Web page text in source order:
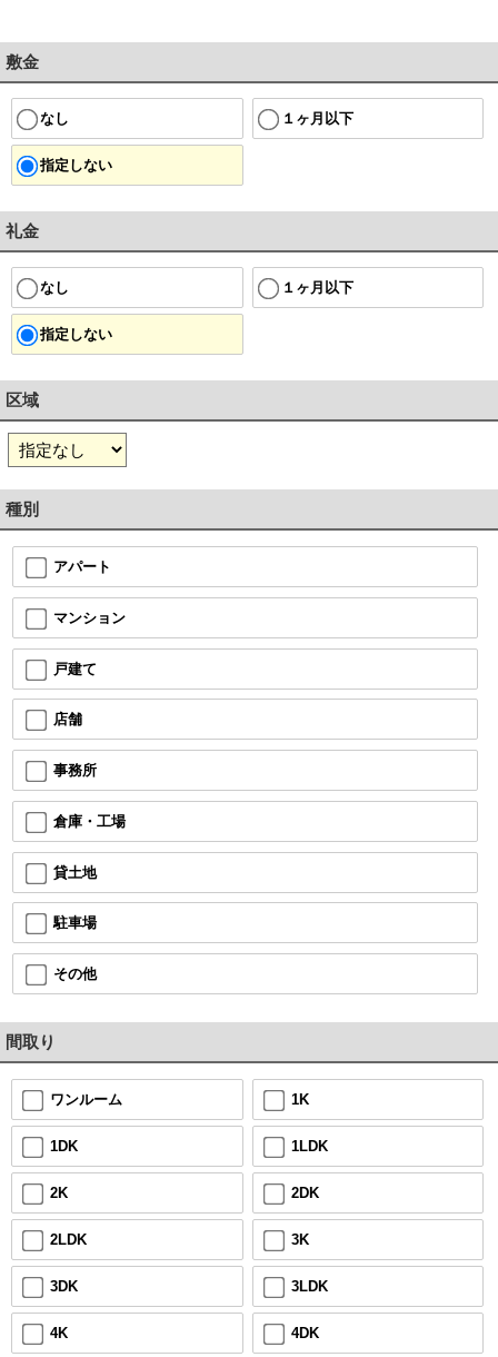
敷金
なし １ヶ月以下
指定しない
礼金
なし １ヶ月以下
指定しない
区域
種別
アパート
マンション
戸建て
店舗
事務所
倉庫・工場
貸土地
駐車場
その他
間取り
ワンルーム 1K
1DK 1LDK
2K 2DK
2LDK 3K
3DK 3LDK
4K 4DK